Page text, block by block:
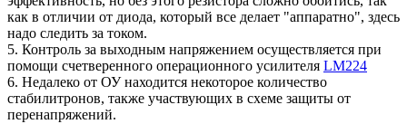
как в отличии от диода, который все делает "аппаратно", здесь
надо следить за током.
5. Контроль за выходным напряжением осуществляется при
помощи счетверенного операционного усилителя LM224
6. Недалеко от ОУ находится некоторое количество
стабилитронов, также участвующих в схеме защиты от
перенапряжений.